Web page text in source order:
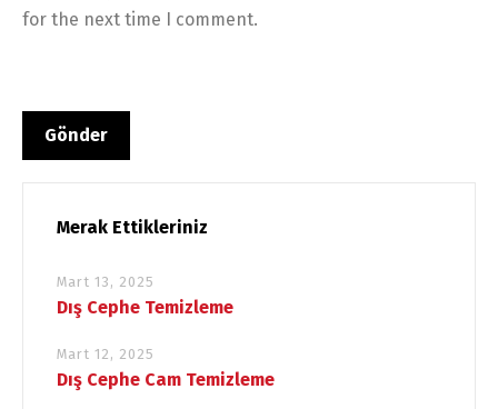
for the next time I comment.
Merak Ettikleriniz
Mart 13, 2025
Dış Cephe Temizleme
Mart 12, 2025
Dış Cephe Cam Temizleme